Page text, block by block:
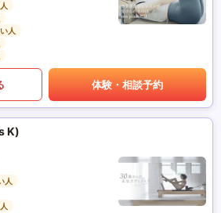
人
体験・相談予約
K)
人